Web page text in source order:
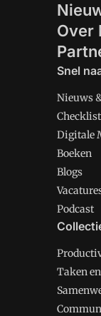
Over
Snel
Nieuws
Digitale
Boeken
Blogs
Podcast
Taken